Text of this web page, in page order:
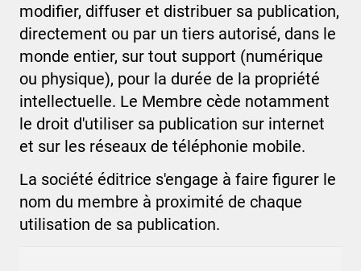
modifier, diffuser et distribuer sa publication,
directement ou par un tiers autorisé, dans le
monde entier, sur tout support (numérique
ou physique), pour la durée de la propriété
intellectuelle. Le Membre cède notamment
le droit d'utiliser sa publication sur internet
et sur les réseaux de téléphonie mobile.
La société éditrice s'engage à faire figurer le
nom du membre à proximité de chaque
utilisation de sa publication.